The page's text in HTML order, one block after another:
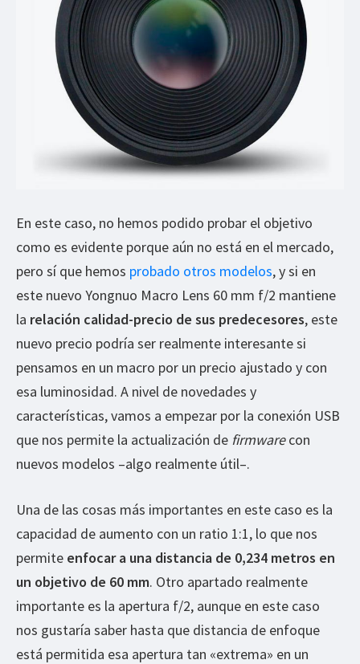
En este caso, no hemos podido probar el objetivo
como es evidente porque aún no está en el mercado,
pero sí que hemos probado otros modelos, y si en
este nuevo Yongnuo Macro Lens 60 mm f/2 mantiene
la relación calidad-precio de sus predecesores, este
nuevo precio podría ser realmente interesante si
pensamos en un macro por un precio ajustado y con
esa luminosidad. A nivel de novedades y
características, vamos a empezar por la conexión USB
que nos permite la actualización de firmwarecon
nuevos modelos –algo realmente útil–.
Una de las cosas más importantes en este caso es la
capacidad de aumento con un ratio 1:1, lo que nos
permite enfocar a una distancia de 0,234 metros en
un objetivo de 60 mm. Otro apartado realmente
importante es la apertura f/2, aunque en este caso
nos gustaría saber hasta que distancia de enfoque
está permitida esa apertura tan «extrema» en un